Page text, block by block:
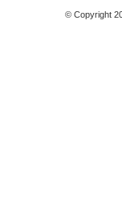
© Copyright